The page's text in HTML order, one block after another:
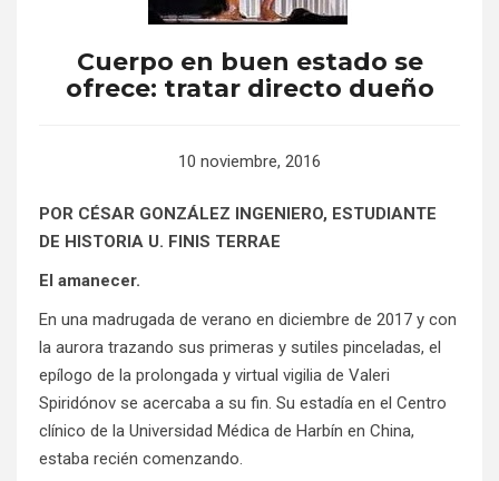
Cuerpo en buen estado se
ofrece: tratar directo dueño
10 noviembre, 2016
POR CÉSAR GONZÁLEZ INGENIERO, ESTUDIANTE
DE HISTORIA U. FINIS TERRAE
El amanecer.
En una madrugada de verano en diciembre de 2017 y con
la aurora trazando sus primeras y sutiles pinceladas, el
epílogo de la prolongada y virtual vigilia de Valeri
Spiridónov se acercaba a su fin. Su estadía en el Centro
clínico de la Universidad Médica de Harbín en China,
estaba recién comenzando.